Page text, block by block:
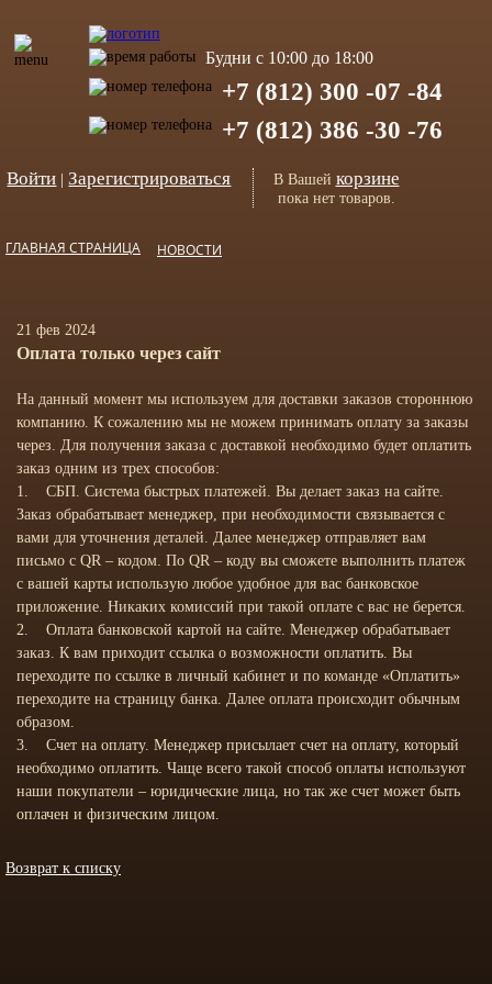
Будни с 10:00 до 18:00
+7 (812) 300 -07 -84
+7 (812) 386 -30 -76
Войти |Зарегистрироваться В Вашей корзине
пока нет товаров.
ГЛАВНАЯ СТРАНИЦА НОВОСТИ
21 фев 2024
Оплата только через сайт
На данный момент мы используем для доставки заказов стороннюю
компанию. К сожалению мы не можем принимать оплату за заказы
через. Для получения заказа с доставкой необходимо будет оплатить
заказ одним из трех способов:
1. СБП. Система быстрых платежей. Вы делает заказ на сайте.
Заказ обрабатывает менеджер, при необходимости связывается с
вами для уточнения деталей. Далее менеджер отправляет вам
письмо с QR – кодом. По QR – коду вы сможете выполнить платеж
с вашей карты использую любое удобное для вас банковское
приложение. Никаких комиссий при такой оплате с вас не берется.
2. Оплата банковской картой на сайте. Менеджер обрабатывает
заказ. К вам приходит ссылка о возможности оплатить. Вы
переходите по ссылке в личный кабинет и по команде «Оплатить»
переходите на страницу банка. Далее оплата происходит обычным
образом.
3. Счет на оплату. Менеджер присылает счет на оплату, который
необходимо оплатить. Чаще всего такой способ оплаты используют
наши покупатели – юридические лица, но так же счет может быть
оплачен и физическим лицом.
Возврат к списку